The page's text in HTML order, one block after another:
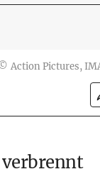
Action Pictures,